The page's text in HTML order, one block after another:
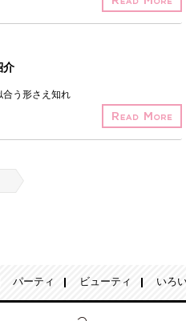
介
合う形さえ知れ
パーティ ビューティ いろ